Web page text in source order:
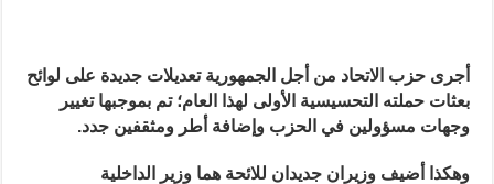
أجرى حزب الاتحاد من أجل الجمهورية تعديلات جديدة على لوائح
بعثات حملته التحسيسية الأولى لهذا العام؛ تم بموجبها تغيير
وجهات مسؤولين في الحزب وإضافة أطر ومثقفين جدد.
وهكذا أضيف وزيران جديدان للائحة هما وزير الداخلية